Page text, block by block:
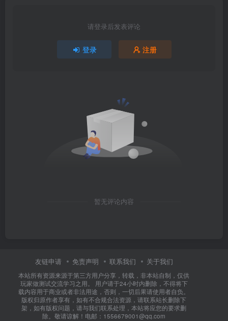
请登录后发表评论
登录 注册
暂无评论内容
友链申请 免责声明 联系我们 关于我们
本站所有资源来源于第三方用户分享，转载，非本站自制，仅供
玩家做测试交流学习之用。 用户请于24小时内删除，不得将下
载内容用于商业或者非法用途，否则，一切后果请使用者自负。
版权归原作者享有，如有不合规合法资源，请联系站长删除下
架，如有版权问题，请与我们联系处理，本站将应您的要求删
除。敬请谅解！电邮：1556679001@qq.com